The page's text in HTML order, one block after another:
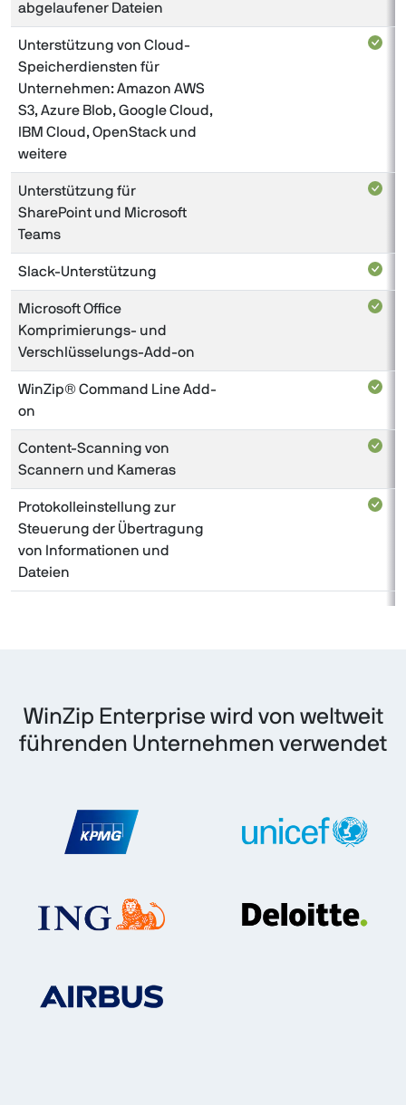
abgelaufener Dateien
Unterstützung von Cloud-
Speicherdiensten für
Unternehmen: Amazon AWS
S3, Azure Blob, Google Cloud,
IBM Cloud, OpenStack und
weitere
Unterstützung für
SharePoint und Microsoft
Teams
Slack-Unterstützung
Microsoft Office
Komprimierungs- und
Verschlüsselungs-Add-on
WinZip® Command Line Add-
on
Content-Scanning von
Scannern und Kameras
Protokolleinstellung zur
Steuerung der Übertragung
von Informationen und
Dateien
WinZip Enterprise wird von weltweit
führenden Unternehmen verwendet